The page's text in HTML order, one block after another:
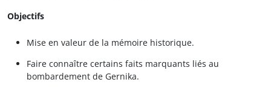
Objectifs
Mise en valeur de la mémoire historique.
Faire connaître certains faits marquants liés au
bombardement de Gernika.